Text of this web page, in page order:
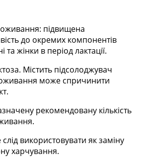
підвищена
до окремих компонентів
та жінки в період лактації.
Містить підсолоджувач
може спричинити
рекомендовану кількість
використовувати як заміну
харчування.